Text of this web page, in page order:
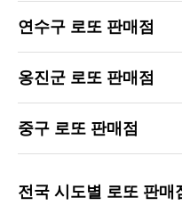
연수구 로또 판매점
옹진군 로또 판매점
중구 로또 판매점
전국 시도별 로또 판매